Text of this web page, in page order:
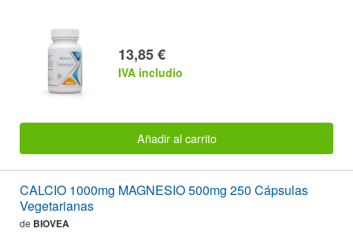
13,85 €
IVA includio
Añadir al carrito
CALCIO 1000mg MAGNESIO 500mg 250 Cápsulas
Vegetarianas
de BIOVEA